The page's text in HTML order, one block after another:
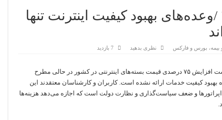
بهبود کیفیت اینترنت تنها
بیمه، بورس و فارکس نظری بدهید 7 بازدید
به گزارش خبرگزاری خبرآنلاین، درخواست افزایش ۷۵ درصدی قیمت بسته‌های اینترنتی در کشور در حالی مطرح
کیفیت خدمات ارائه نشده است. کاربران و کارشناسان معتقدند این
و ضعف سیاست‌گذاری و نظارت دولت است که اجازه می‌دهد هزینه‌ها